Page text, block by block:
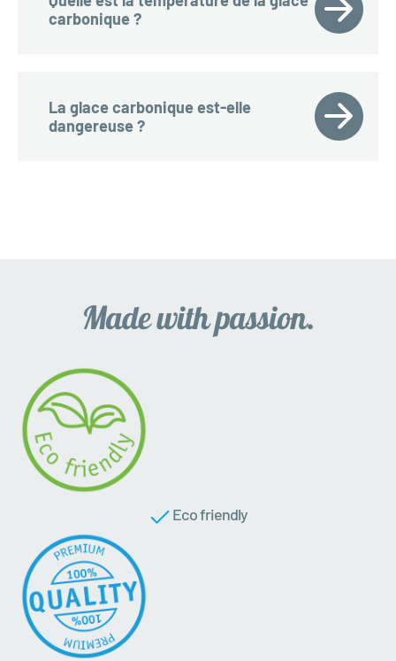
carbonique ?
La glace carbonique est-elle
dangereuse ?
Eco friendly